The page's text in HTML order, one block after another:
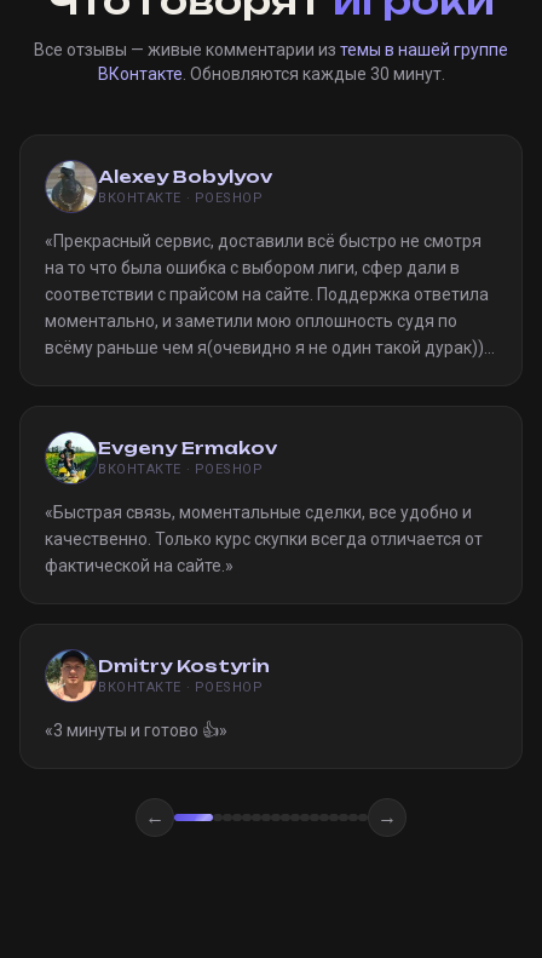
Все отзывы — живые комментарии из темы в нашей группе
ВКонтакте . Обновляются каждые 30 минут.
Alexey Bobylyov
ВКОНТАКТЕ · POESHOP
«Прекрасный сервис, доставили всё быстро не смотря
на то что была ошибка с выбором лиги, сфер дали в
соответствии с прайсом на сайте. Поддержка ответила
моментально, и заметили мою оплошность судя по
всёму раньше чем я(очевидно я не один такой дурак)).
Evgeny Ermakov
ВКОНТАКТЕ · POESHOP
«Быстрая связь, моментальные сделки, все удобно и
качественно. Только курс скупки всегда отличается от
фактической на сайте. »
Dmitry Kostyrin
ВКОНТАКТЕ · POESHOP
«3 минуты и готово 👍»
← →